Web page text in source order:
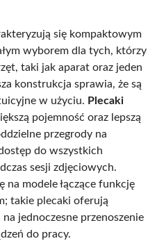
się kompaktowym
wyborem dla tych, którzy
taki jak aparat oraz jeden
konstrukcja sprawia, że są
w użyciu. Plecaki
pojemność oraz lepszą
przegrody na
do wszystkich
sesji zdjęciowych.
modele łączące funkcję
takie plecaki oferują
jednoczesne przenoszenie
do pracy.